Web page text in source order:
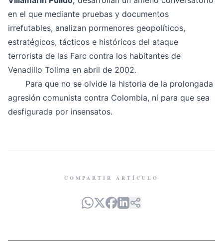
en el que mediante pruebas y documentos
irrefutables, analizan pormenores geopolíticos,
estratégicos, tácticos e históricos del ataque
terrorista de las Farc contra los habitantes de
Venadillo Tolima en abril de 2002.
Para que no se olvide la historia de la prolongada
agresión comunista contra Colombia, ni para que sea
desfigurada por insensatos.
COMPARTIR ARTÍCULO